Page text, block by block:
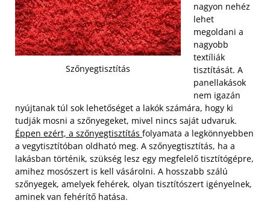
Szőnyegtisztítás
nagyon nehéz
lehet
megoldani a
nagyobb
textíliák
tisztítását. A
panellakások
nem igazán
nyújtanak túl sok lehetőséget a lakók számára, hogy ki
tudják mosni a szőnyegeket, mivel nincs saját udvaruk.
Éppen ezért, a szőnyegtisztítás folyamata a legkönnyebben
a vegytisztítóban oldható meg. A szőnyegtisztítás, ha a
lakásban történik, szükség lesz egy megfelelő tisztítógépre,
amihez mosószert is kell vásárolni. A hosszabb szálú
szőnyegek, amelyek fehérek, olyan tisztítószert igényelnek,
aminek van fehérítő hatása.